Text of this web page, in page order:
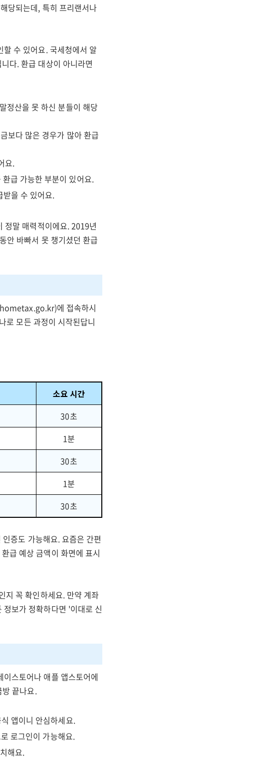
당되는데, 특히 프리랜서나
수 있어요. 국세청에서 알
다. 환급 대상이 아니라면
정산을 못 하신 분들이 해당
보다 많은 경우가 많아 환급
요.
급 가능한 부분이 있어요.
받을 수 있어요.
정말 매력적이에요. 2019년
안 바빠서 못 챙기셨던 환급
에 접속하시
로 모든 과정이 시작된답니
소요 시간
30초
1분
30초
1분
30초
증도 가능해요. 요즘은 간편
급 예상 금액이 화면에 표시
지 꼭 확인하세요. 만약 계좌
보가 정확하다면 '이대로 신
스토어나 애플 앱스토어에
끝나요.
앱이니 안심하세요.
로그인이 가능해요.
해요.